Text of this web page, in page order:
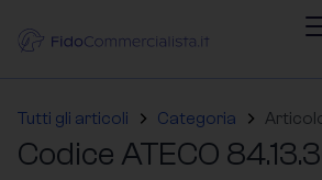
Tutti gli articoli Categoria
Codice ATECO